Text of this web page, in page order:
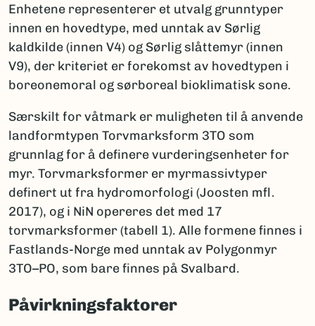
Enhetene representerer et utvalg grunntyper
innen en hovedtype, med unntak av Sørlig
kaldkilde (innen V4) og Sørlig slåttemyr (innen
V9), der kriteriet er forekomst av hovedtypen i
boreonemoral og sørboreal bioklimatisk sone.
Særskilt for våtmark er muligheten til å anvende
landformtypen Torvmarksform 3TO som
grunnlag for å definere vurderingsenheter for
myr. Torvmarksformer er myrmassivtyper
definert ut fra hydromorfologi (Joosten mfl.
2017), og i NiN opereres det med 17
torvmarksformer (tabell 1). Alle formene finnes i
Fastlands-Norge med unntak av Polygonmyr
3TO–PO, som bare finnes på Svalbard.
Påvirkningsfaktorer